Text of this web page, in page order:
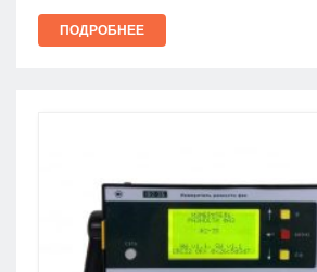
ПОДРОБНЕЕ